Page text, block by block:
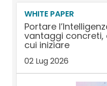
WHITE PAPER
Portare
vantaggi concreti,
cui iniziare
02 Lug 2026